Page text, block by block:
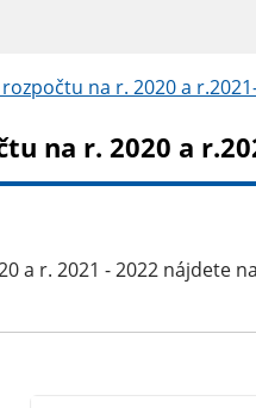
na r. 2020 a
na r. 2020 a
a r. 2021 - 2022 nájdete